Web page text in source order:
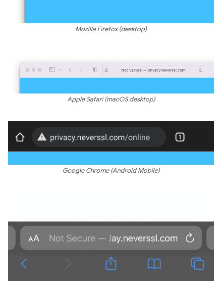
Mozilla Firefox (desktop)
Apple Safari (macOS desktop)
Google Chrome (Android Mobile)